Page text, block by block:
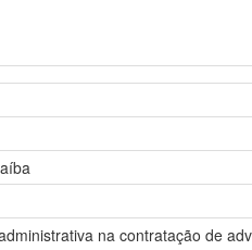
na contratação de